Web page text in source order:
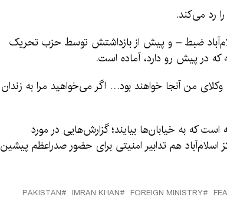
رد می‌کند.
ضبط – و پیش از بازداشتش توسط حزب تحریک
در پیش رو دارد، آماده است.
من آنجا خواهند بود… اگر می‌خواهید مرا به زندان
که به خیابان‌ها بیایند؛ گزارش‌هایی در مورد
هم تدابیر امنیتی برای حضور صدراعظم پیشین
FOREIGN MINISTRY
IMRAN KHAN
PAKISTAN